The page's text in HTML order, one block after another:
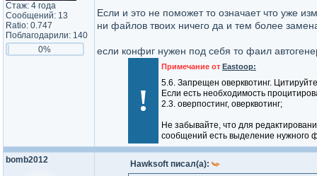
Стаж: 4 года
Сообщений: 13
Ratio: 0.747
Поблагодарили: 140
0%
Если и это не поможет то означает что уже
ни файлов твоих ничего да и тем более
если конфиг нужен под себя то фаил
!
Примечание от Eastoop:
5.6. Запрещен оверквотинг.
Если есть необходимость
2.3. оверпостинг, оверквотинг;
Не забывайте, что для
сообщений есть выделение нужного
bomb2012 Hawksoft писал(а):